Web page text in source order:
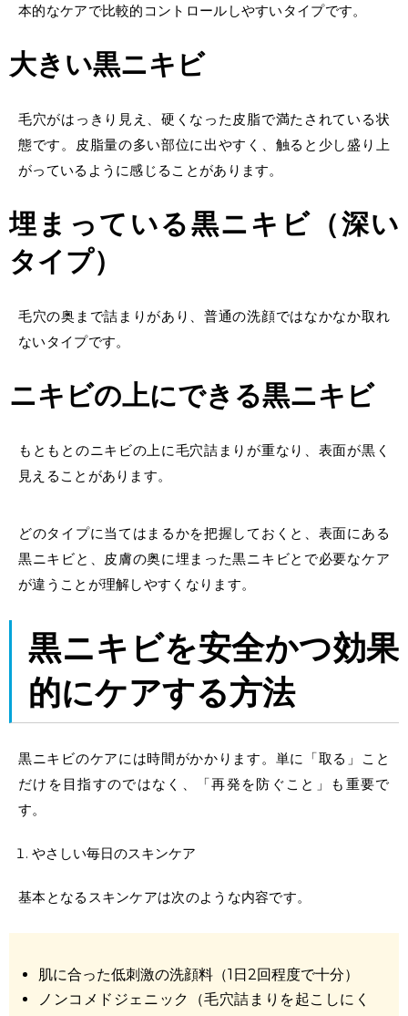
本的なケアで比較的コントロールしやすいタイプです。
大きい黒ニキビ
毛穴がはっきり見え、硬くなった皮脂で満たされている状
態です。皮脂量の多い部位に出やすく、触ると少し盛り上
がっているように感じることがあります。
埋まっている黒ニキビ （深い
タイプ）
毛穴の奥まで詰まりがあり、普通の洗顔ではなかなか取れ
ないタイプです。
ニキビの上にできる黒ニキビ
もともとのニキビの上に毛穴詰まりが重なり、表面が黒く
見えることがあります。
どのタイプに当てはまるかを把握しておくと、表面にある
黒ニキビと、皮膚の奥に埋まった黒ニキビとで必要なケア
が違うことが理解しやすくなります。
黒ニキビを安全かつ効果
的にケアする方法
黒ニキビのケアには時間がかかります。単に「取る」こと
だけを目指すのではなく、「再発を防ぐこと」も重要で
す。
やさしい毎日のスキンケア
基本となるスキンケアは次のような内容です。
肌に合った低刺激の洗顔料（1日2回程度で十分）
ノンコメドジェニック（毛穴詰まりを起こしにく